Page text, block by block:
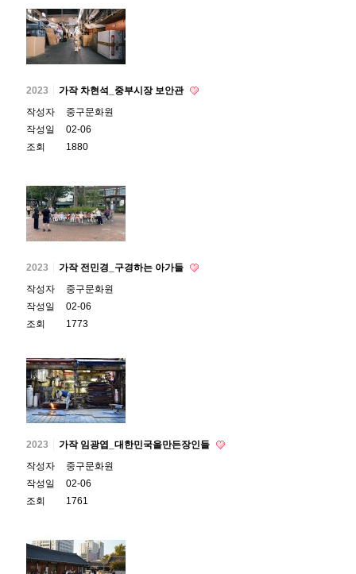
2023
가작 차현석_중부시장 보안관
작성자
중구문화원
작성일
02-06
조회
1880
2023
가작 전민경_구경하는 아가들
작성자
중구문화원
작성일
02-06
조회
1773
2023
가작 임광엽_대한민국을만든장인들
작성자
중구문화원
작성일
02-06
조회
1761